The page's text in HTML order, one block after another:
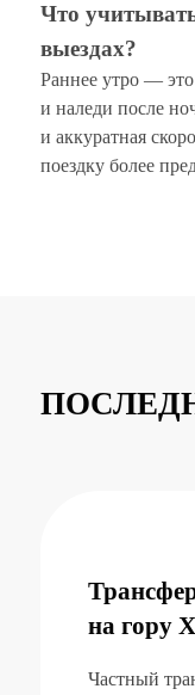
Что
выездах?
Раннее утро —
и наледи после
и аккуратная
поездку более
на гору
Частный